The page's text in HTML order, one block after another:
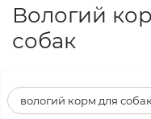
Вологий
собак
вологий корм для